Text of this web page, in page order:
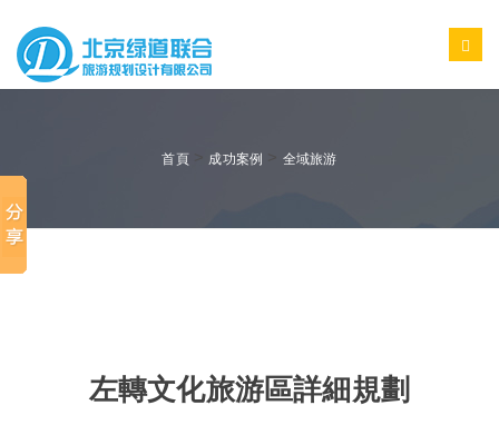
首頁> 成功案例 全域旅游
左轉文化旅游區詳細規劃